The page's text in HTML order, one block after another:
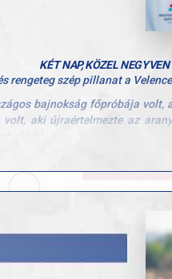
KÉT NAP, KÖZEL
rengeteg szép pillanat a
bajnokság főpróbája
aki újraértelmezte az
versenyzőnknek, a
az Országos Bajnokságra